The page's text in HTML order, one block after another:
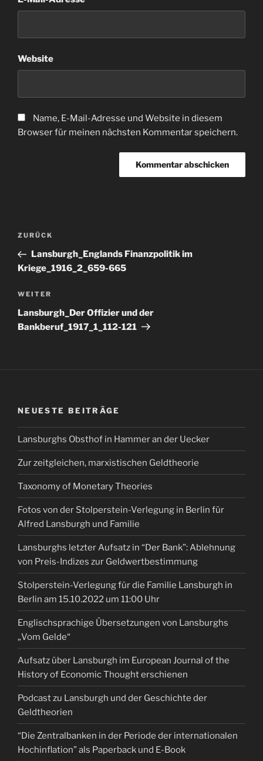
Website
Name, E-Mail-Adresse und Website in diesem
Browser für meinen nächsten Kommentar speichern.
Beitragsnavigation
Vorheriger
Beitrag
ZURÜCK
Lansburgh_Englands Finanzpolitik im
Kriege_1916_2_659-665
Nächster
Beitrag
WEITER
Lansburgh_Der Offizier und der
Bankberuf_1917_1_112-121
NEUESTE BEITRÄGE
Lansburghs Obsthof in Hammer an der Uecker
Zur zeitgleichen, marxistischen Geldtheorie
Taxonomy of Monetary Theories
Fotos von der Stolperstein-Verlegung in Berlin für
Alfred Lansburgh und Familie
Lansburghs letzter Aufsatz in “Der Bank”: Ablehnung
von Preis-Indizes zur Geldwertbestimmung
Stolperstein-Verlegung für die Familie Lansburgh in
Berlin am 15.10.2022 um 11:00 Uhr
Englischsprachige Übersetzungen von Lansburghs
„Vom Gelde“
Aufsatz über Lansburgh im European Journal of the
History of Economic Thought erschienen
Podcast zu Lansburgh und der Geschichte der
Geldtheorien
“Die Zentralbanken in der Periode der internationalen
Hochinflation” als Paperback und E-Book